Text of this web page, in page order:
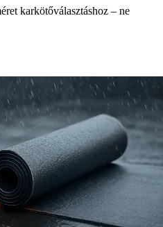
karkötőválasztáshoz – ne